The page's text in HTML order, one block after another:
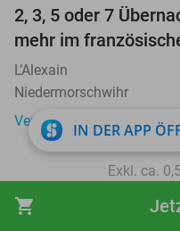
shopping_cart
2, 3, 5 oder 7
mehr im
L’Alexain
Niedermorschwihr
Verkauft: 179
Exkl. ca.
IN DER APP